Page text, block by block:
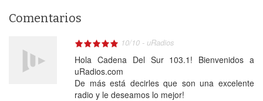
Comentarios
10/10 - uRadios
Hola Cadena Del Sur 103.1! Bienvenidos a
uRadios.com
De más está decirles que son una excelente
radio y le deseamos lo mejor!